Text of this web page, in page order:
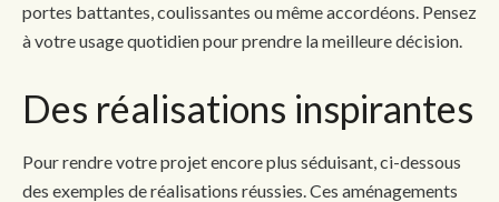
portes battantes, coulissantes ou même accordéons. Pensez
à votre usage quotidien pour prendre la meilleure décision.
Des réalisations inspirantes
Pour rendre votre projet encore plus séduisant, ci-dessous
des exemples de réalisations réussies. Ces aménagements